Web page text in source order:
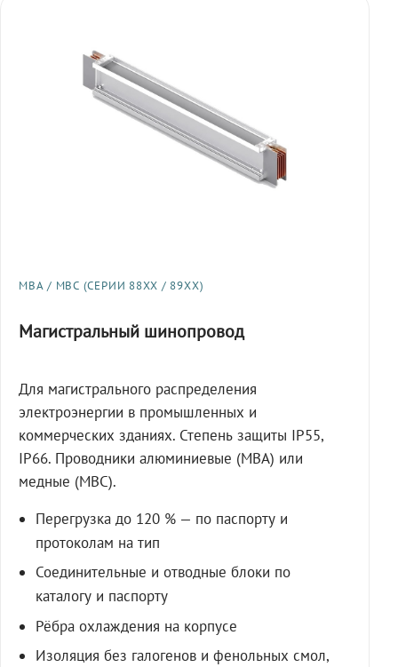
МВА / МВС (СЕРИИ 88XX / 89XX)
Магистральный шинопровод
Для магистрального распределения
электроэнергии в промышленных и
коммерческих зданиях. Степень защиты IP55,
IP66. Проводники алюминиевые (МВА) или
медные (МВС).
Перегрузка до 120 % — по паспорту и
протоколам на тип
Соединительные и отводные блоки по
каталогу и паспорту
Рёбра охлаждения на корпусе
Изоляция без галогенов и фенольных смол,